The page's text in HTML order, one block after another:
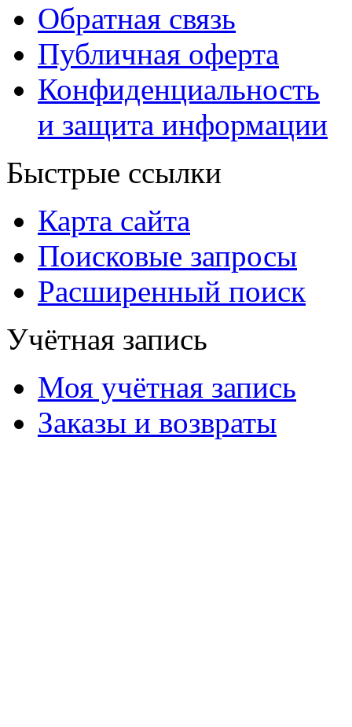
Обратная связь
Публичная оферта
Конфиденциальность
и защита информации
Быстрые ссылки
Карта сайта
Поисковые запросы
Расширенный поиск
Учётная запись
Моя учётная запись
Заказы и возвраты